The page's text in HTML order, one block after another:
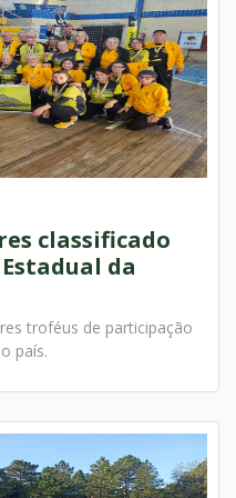
classificado
da
troféus de participação
país.